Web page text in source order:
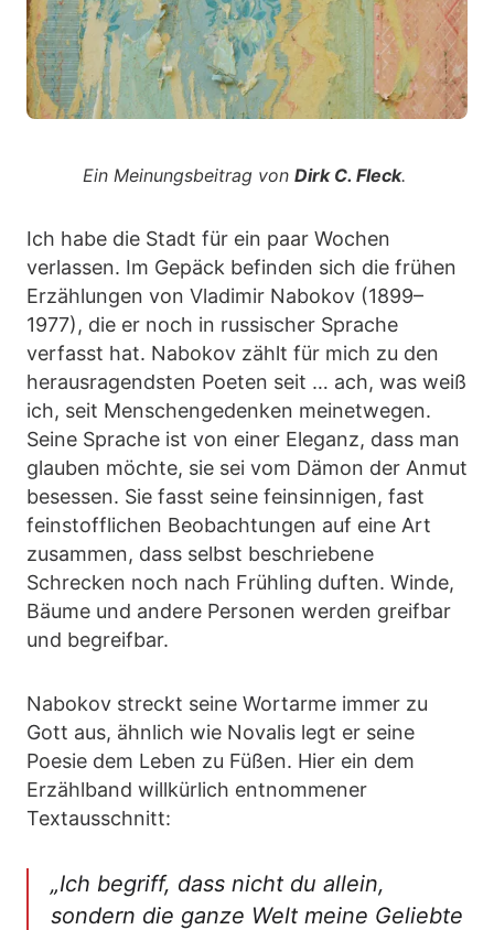
Ein Meinungsbeitrag von Dirk C. Fleck.
Ich habe die Stadt für ein paar Wochen
verlassen. Im Gepäck befinden sich die frühen
Erzählungen von Vladimir Nabokov (1899–
1977), die er noch in russischer Sprache
verfasst hat. Nabokov zählt für mich zu den
herausragendsten Poeten seit … ach, was weiß
ich, seit Menschengedenken meinetwegen.
Seine Sprache ist von einer Eleganz, dass man
glauben möchte, sie sei vom Dämon der Anmut
besessen. Sie fasst seine feinsinnigen, fast
feinstofflichen Beobachtungen auf eine Art
zusammen, dass selbst beschriebene
Schrecken noch nach Frühling duften. Winde,
Bäume und andere Personen werden greifbar
und begreifbar.
Nabokov streckt seine Wortarme immer zu
Gott aus, ähnlich wie Novalis legt er seine
Poesie dem Leben zu Füßen. Hier ein dem
Erzählband willkürlich entnommener
Textausschnitt:
„Ich begriff, dass nicht du allein,
sondern die ganze Welt meine Geliebte